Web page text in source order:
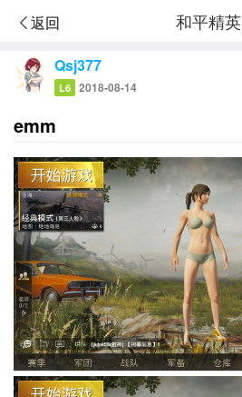
返回 和平精英
Qsj377
L6 2018-08-14
emm